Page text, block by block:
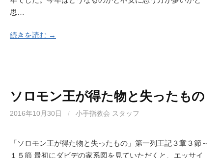
思…
続きを読む →
ソロモン王が得た物と失ったもの
2016年10月30日 / 小手指教会 スタッフ
「ソロモン王が得た物と失ったもの」第一列王記３章３節～
１５節 最初にダビデの家系図を見ていただくと、エッサイ